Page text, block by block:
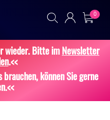
0
wieder. Bitte imNewsletter
.<<
brauchen, können Sie gerne